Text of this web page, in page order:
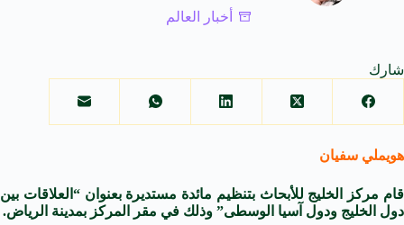
أخبار العالم
شارك
هويملي سفيان
قام مركز الخليج للأبحاث بتنظيم مائدة مستديرة بعنوان “العلاقات بين
دول الخليج ودول آسيا الوسطى” وذلك في مقر المركز بمدينة الرياض.